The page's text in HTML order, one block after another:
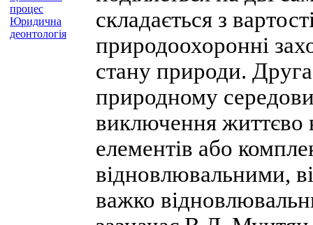
процес
Юридична
деонтологія
складається з
природоохоронні
стану природи.
природному
виключення життєво
елементів або
відновлювальними,
важко